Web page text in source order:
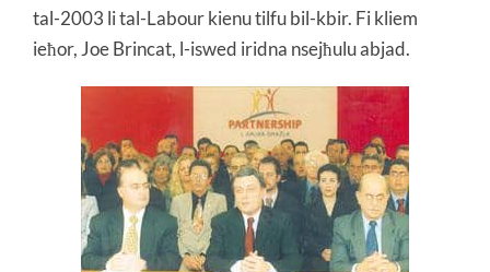
tal-2003 li tal-Labour kienu tilfu bil-kbir. Fi kliem
ieħor, Joe Brincat, l-iswed iridna nsejħulu abjad.